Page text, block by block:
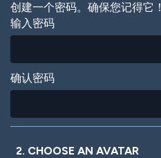
创建一个密码。确保您记得它！
输入密码
确认密码
2. CHOOSE AN AVATAR